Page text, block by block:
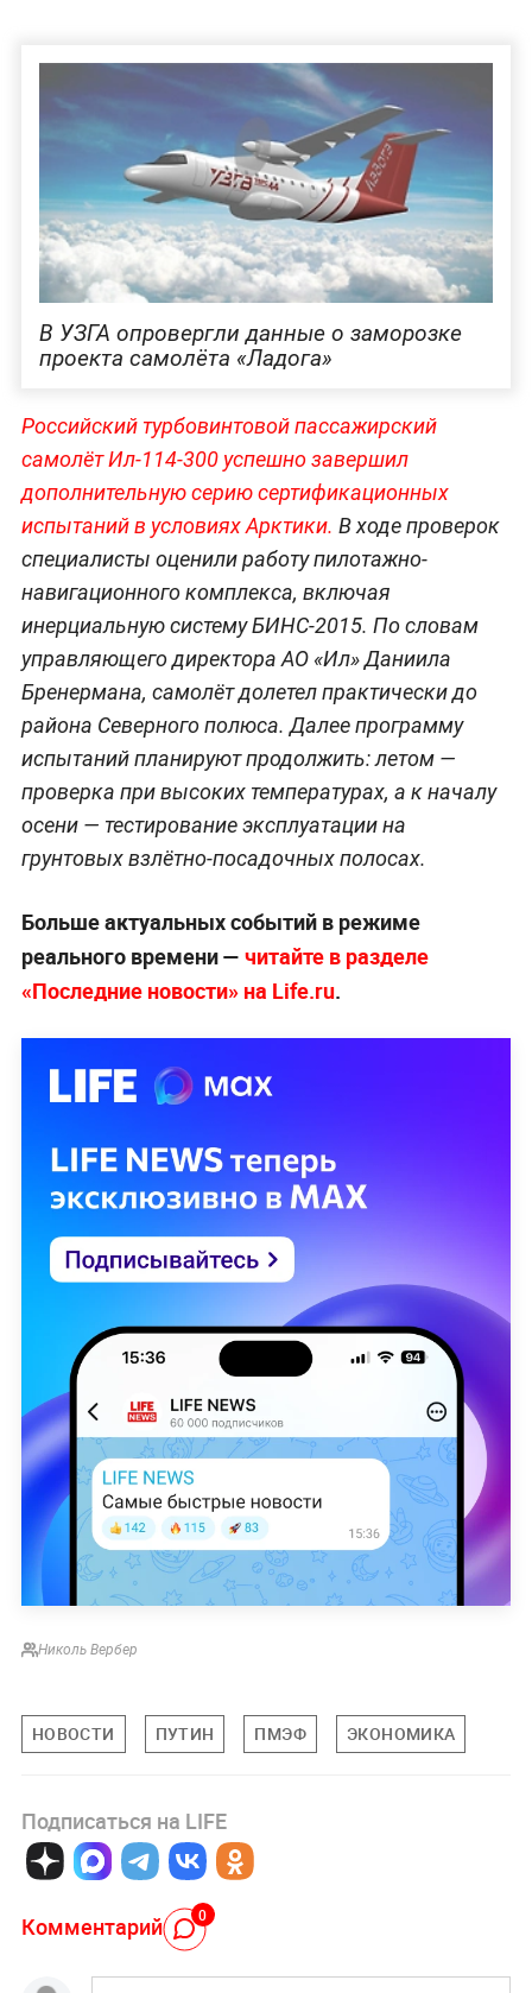
В УЗГА опровергли данные о заморозке
проекта самолёта «Ладога»
Российский турбовинтовой пассажирский
самолёт Ил-114-300 успешно завершил
дополнительную серию сертификационных
испытаний в условиях Арктики. В ходе проверок
специалисты оценили работу пилотажно-
навигационного комплекса, включая
инерциальную систему БИНС-2015. По словам
управляющего директора АО «Ил» Даниила
Бренермана, самолёт долетел практически до
района Северного полюса. Далее программу
испытаний планируют продолжить: летом —
проверка при высоких температурах, а к началу
осени — тестирование эксплуатации на
грунтовых взлётно-посадочных полосах.
Больше актуальных событий в режиме
реального времени — читайте в разделе
«Последние новости» на Life.ru.
Николь Вербер
НОВОСТИ ПУТИН ПМЭФ ЭКОНОМИКА
Подписаться на LIFE
Комментарий 0